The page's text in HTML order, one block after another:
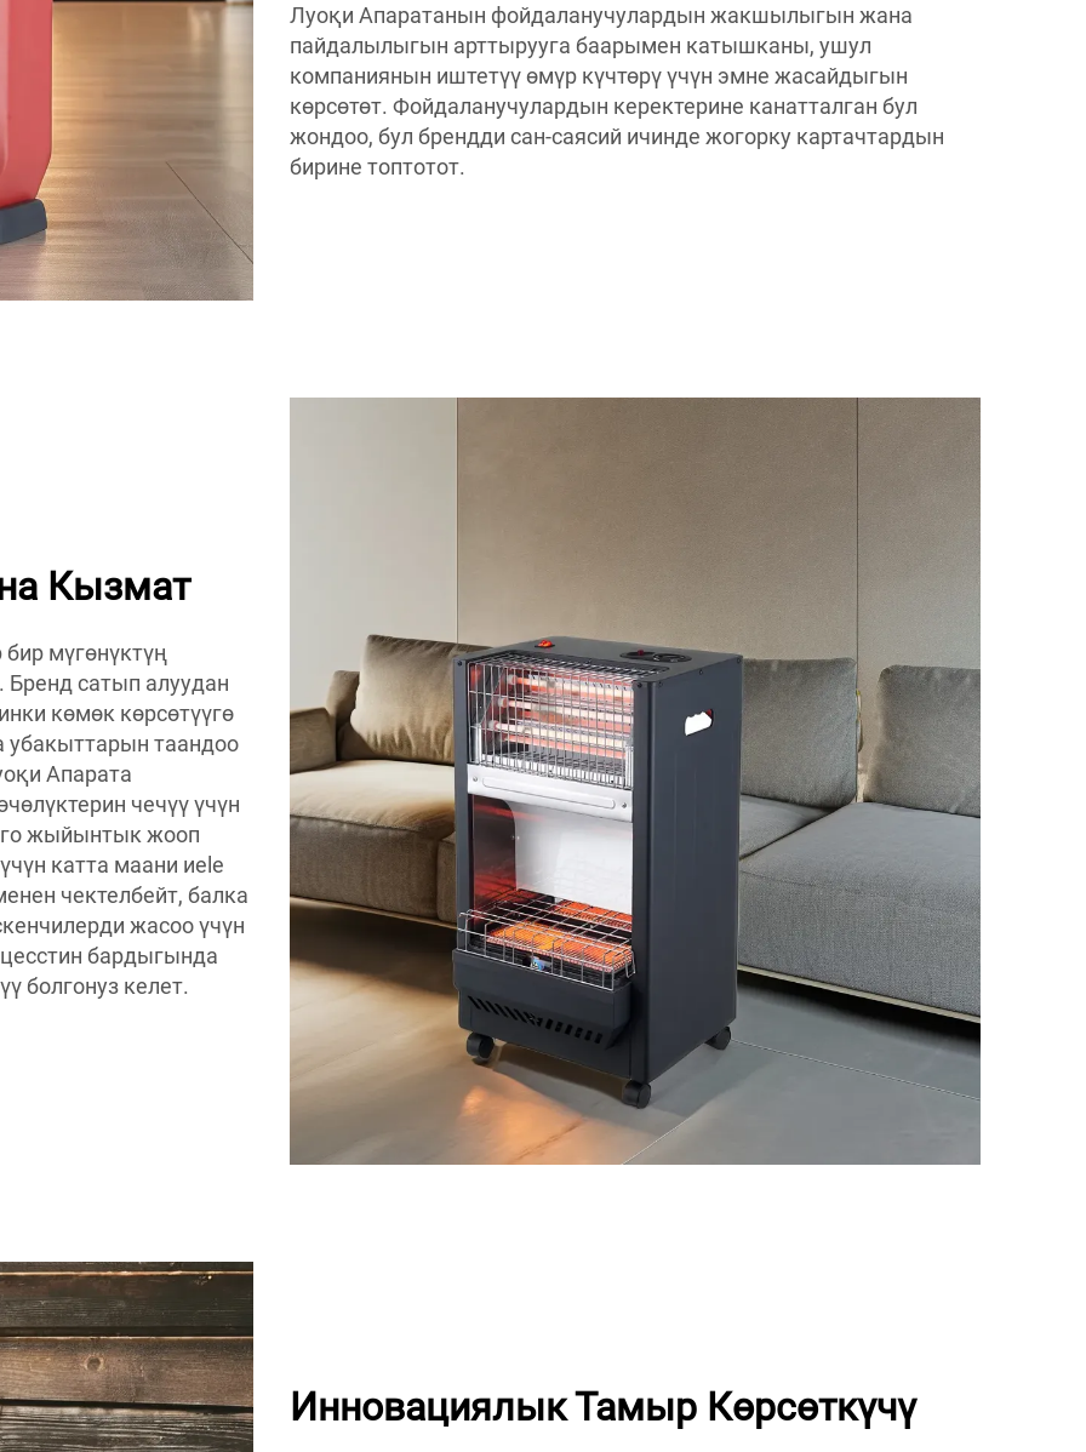
Луоқи Апаратанын фойдаланучулардын жакшылыгын жана
пайдалылыгын арттырууга баарымен катышканы, ушул
компаниянын иштетүү өмүр күчтөрү үчүн эмне жасайдыгын
көрсөтөт. Фойдаланучулардын керектерине канатталган бул
жондоо, бул брендди сан-саясий ичинде жогорку картачтардын
бирине топтотот.
Кызмат
мүгөнүктүң
Бренд сатып алуудан
көмөк көрсөтүүгө
убакыттарын таандоо
Апарата
чечүү үчүн
жыйынтык жооп
катта маани иele
чектелбейт, балка
жасоо үчүн
бардыгында
болгонуз келет.
Инновациялык Тамыр Көрсөткүчү